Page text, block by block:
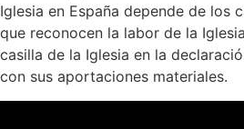
Iglesia en España depende de los
que reconocen la labor de la
casilla de la Iglesia en la
con sus aportaciones materiales.